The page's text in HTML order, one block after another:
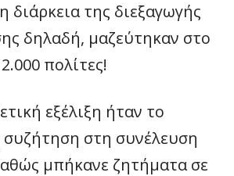
διάρκεια της διεξαγωγής
δηλαδή, μαζεύτηκαν στο
πολίτες!
εξέλιξη ήταν το
συζήτηση στη συνέλευση
μπήκανε ζητήματα σε